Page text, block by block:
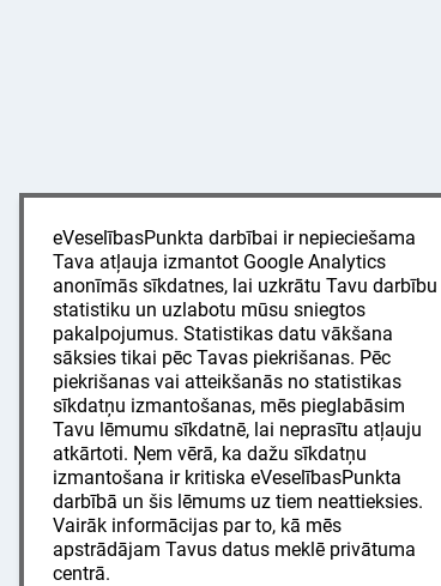
eVeselībasPunkta darbībai ir nepieciešama
Tava atļauja izmantot Google Analytics
anonīmās sīkdatnes, lai uzkrātu Tavu darbību
statistiku un uzlabotu mūsu sniegtos
pakalpojumus. Statistikas datu vākšana
sāksies tikai pēc Tavas piekrišanas. Pēc
piekrišanas vai atteikšanās no statistikas
sīkdatņu izmantošanas, mēs pieglabāsim
Tavu lēmumu sīkdatnē, lai neprasītu atļauju
atkārtoti. Ņem vērā, ka dažu sīkdatņu
izmantošana ir kritiska eVeselībasPunkta
darbībā un šis lēmums uz tiem neattieksies.
Vairāk informācijas par to, kā mēs
apstrādājam Tavus datus meklē privātuma
centrā.